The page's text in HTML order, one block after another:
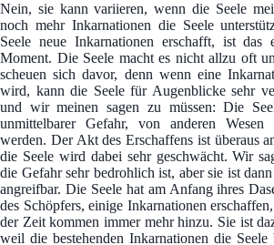
Nein, sie kann variieren, wenn die Seele
noch mehr Inkarnationen die Seele
Seele neue Inkarnationen erschafft, ist das
Moment. Die Seele macht es nicht allzu oft
scheuen sich davor, denn wenn eine
wird, kann die Seele für Augenblicke sehr
und wir meinen sagen zu müssen: Die
unmittelbarer Gefahr, von anderen Wesen
werden. Der Akt des Erschaffens ist überaus
die Seele wird dabei sehr geschwächt. Wir
die Gefahr sehr bedrohlich ist, aber sie ist
angreifbar. Die Seele hat am Anfang ihres
des Schöpfers, einige Inkarnationen
der Zeit kommen immer mehr hinzu. Sie ist
weil die bestehenden Inkarnationen die Seele